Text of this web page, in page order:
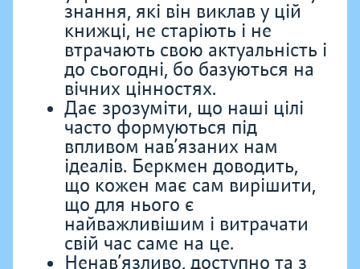
знання, які він виклав у цій
книжці, не старіють і не
втрачають свою актуальність і
до сьогодні, бо базуються на
вічних цінностях.
Дає зрозуміти, що наші цілі
часто формуються під
впливом нав’язаних нам
ідеалів. Беркмен доводить,
що кожен має сам вирішити,
що для нього є
найважливішим і витрачати
свій час саме на це.
Ненав’язливо, доступно та з